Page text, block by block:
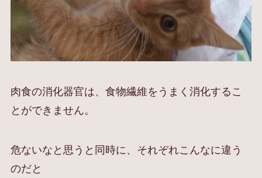
肉食の消化器官は、食物繊維をうまく消化するこ
とができません。
危ないなと思うと同時に、それぞれこんなに違う
のだと